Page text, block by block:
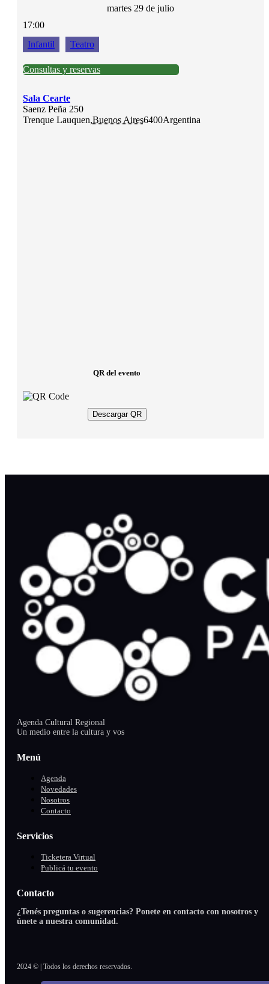
martes 29 de julio
17:00
Infantil
Teatro
Consultas y reservas
Sala Cearte
Saenz Peña 250
Trenque Lauquen,Buenos Aires6400Argentina
QR del evento
Descargar QR
Agenda Cultural Regional
Un medio entre la cultura y vos
Menú
Agenda
Novedades
Nosotros
Contacto
Servicios
Ticketera Virtual
Publicá tu evento
Contacto
¿Tenés preguntas o sugerencias? Ponete en contacto con nosotros y
únete a nuestra comunidad.
2024 © | Todos los derechos reservados.